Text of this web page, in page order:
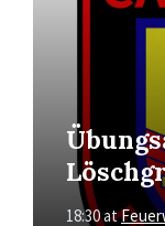
18:30at